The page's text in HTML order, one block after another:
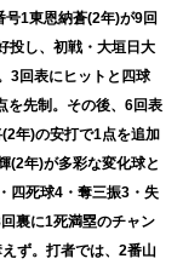
1東恩納蒼(2年)が9回
投し、初戦・大垣日大
3回表にヒットと四球
を先制。その後、6回表
年)の安打で1点を追加
(2年)が多彩な変化球と
四死球4・奪三振3・失
裏に1死満塁のチャン
ず。打者では、2番山